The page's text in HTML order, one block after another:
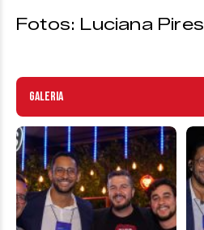
Fotos: Luciana Pires
Galeria